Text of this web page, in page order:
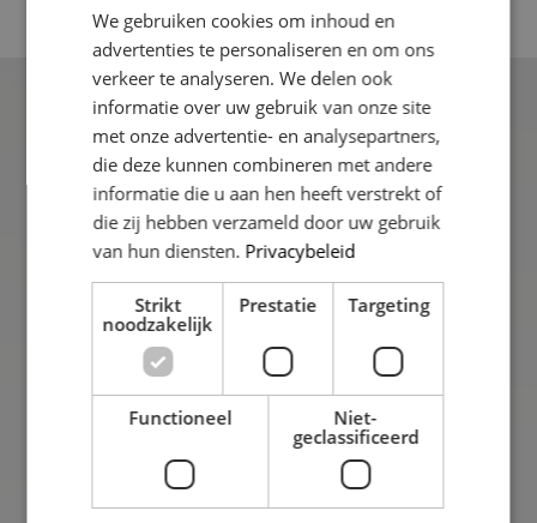
Uitstekend
Gebaseerd op 38 reviews
Contact
085 109 10 74
info@nestmakelaardij.nl
We gebruiken cookies om inhoud en
advertenties te personaliseren en om ons
verkeer te analyseren. We delen ook
informatie over uw gebruik van onze site
met onze advertentie- en analysepartners,
die deze kunnen combineren met andere
informatie die u aan hen heeft verstrekt of
die zij hebben verzameld door uw gebruik
van hun diensten. Privacybeleid
Strikt
noodzakelijk
Prestatie Targeting
Functioneel
Niet-
geclassificeerd